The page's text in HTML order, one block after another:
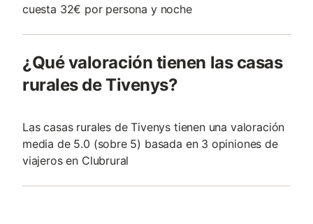
cuesta 32€ por persona y noche
¿Qué valoración tienen las casas
rurales de Tivenys?
Las casas rurales de Tivenys tienen una valoración
media de 5.0 (sobre 5) basada en 3 opiniones de
viajeros en Clubrural